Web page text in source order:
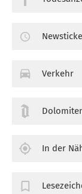
Verkehr
In der